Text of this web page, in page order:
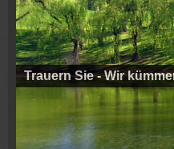
Trauern Sie - Wir